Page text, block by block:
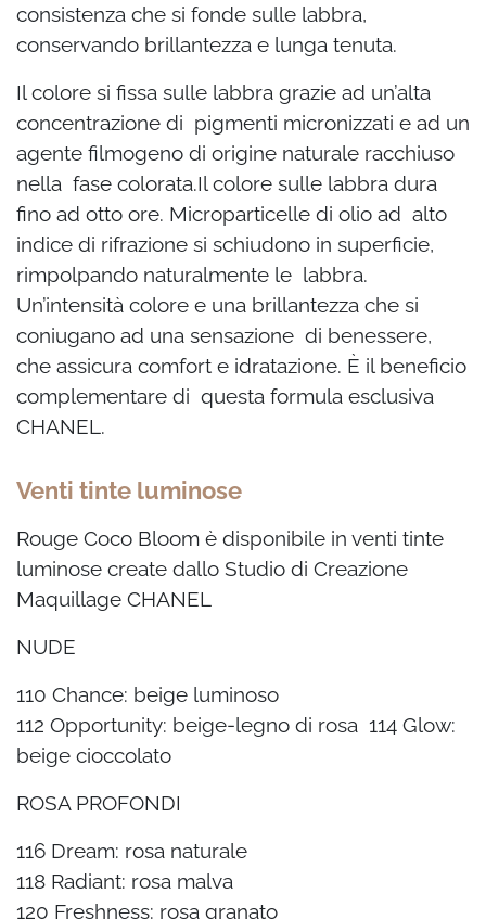
consistenza che si fonde sulle labbra,
conservando brillantezza e lunga tenuta.
Il colore si fissa sulle labbra grazie ad un’alta
concentrazione di pigmenti micronizzati e ad un
agente filmogeno di origine naturale racchiuso
nella fase colorata.Il colore sulle labbra dura
fino ad otto ore. Microparticelle di olio ad alto
indice di rifrazione si schiudono in superficie,
rimpolpando naturalmente le labbra.
Un’intensità colore e una brillantezza che si
coniugano ad una sensazione di benessere,
che assicura comfort e idratazione. È il beneficio
complementare di questa formula esclusiva
CHANEL.
Venti tinte luminose
Rouge Coco Bloom è disponibile in venti tinte
luminose create dallo Studio di Creazione
Maquillage CHANEL
NUDE
110 Chance: beige luminoso
112 Opportunity: beige-legno di rosa 114 Glow:
beige cioccolato
ROSA PROFONDI
116 Dream: rosa naturale
118 Radiant: rosa malva
120 Freshness: rosa granato